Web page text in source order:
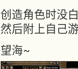
创造角色时没
然后附上自己
望海~